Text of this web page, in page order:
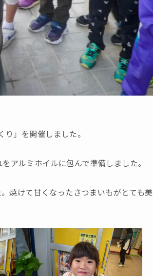
」を開催しました。
アルミホイルに包んで準備しました。
焼けて甘くなったさつまいもがとても美